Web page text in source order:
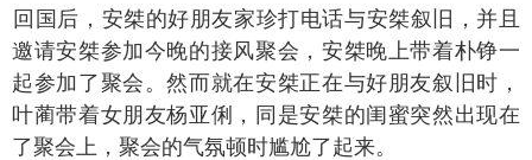
后，安桀的好朋友家珍打电话与安桀叙旧，并且
邀请安桀参加今晚的接风聚会，安桀晚上带着朴铮一
起参加了聚会。然而就在安桀正在与好朋友叙旧时，
叶蔺带着女朋友杨亚俐，同是安桀的闺蜜突然出现在
了聚会上，聚会的气氛顿时尴尬了起来。